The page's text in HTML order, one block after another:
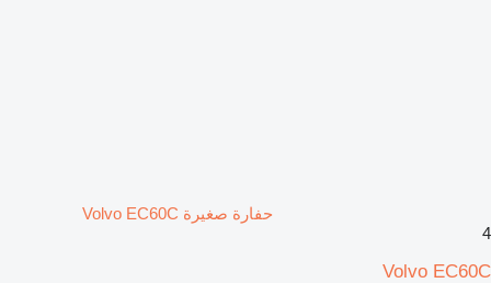
حفارة صغيرة Volvo EC60C
4
Volvo EC60C